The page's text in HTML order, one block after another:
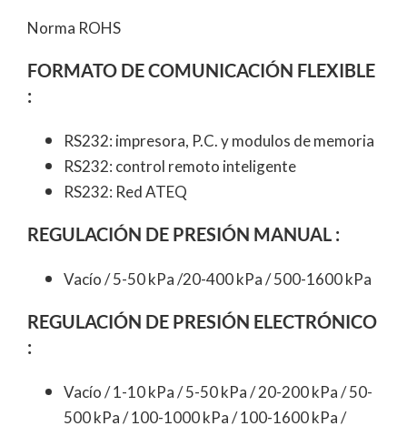
Norma ROHS
FORMATO DE COMUNICACIÓN FLEXIBLE
:
RS232: impresora, P.C. y modulos de memoria
RS232: control remoto inteligente
RS232: Red ATEQ
REGULACIÓN DE PRESIÓN MANUAL :
Vacío / 5-50 kPa /20-400 kPa / 500-1600 kPa
REGULACIÓN DE PRESIÓN ELECTRÓNICO
:
Vacío / 1-10 kPa / 5-50 kPa / 20-200 kPa / 50-
500 kPa / 100-1000 kPa / 100-1600 kPa /